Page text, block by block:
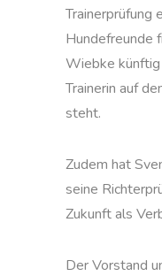
Trainerprüfung
Hundefreunde
Wiebke
Trainerin auf
steht.
Zudem hat
seine
Zukunft als
Der Vorstand